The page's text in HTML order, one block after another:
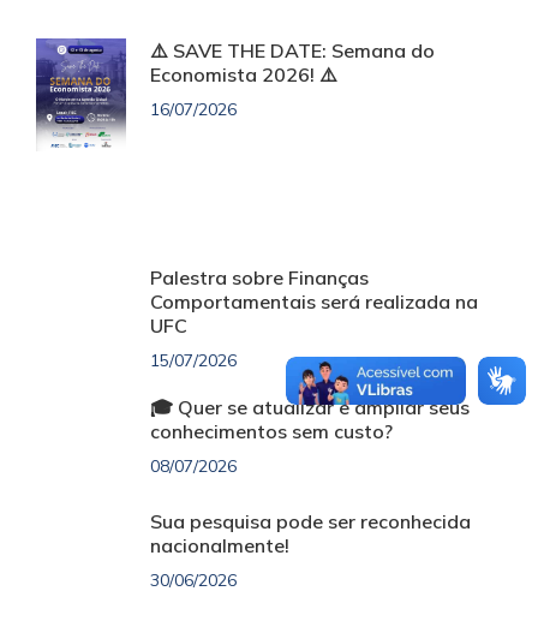
⚠️ SAVE THE DATE: Semana do
Economista 2026! ⚠️
16/07/2026
Palestra sobre Finanças
Comportamentais será realizada na
UFC
15/07/2026
🎓 Quer se atualizar e ampliar seus
conhecimentos sem custo?
08/07/2026
Sua pesquisa pode ser reconhecida
nacionalmente!
30/06/2026